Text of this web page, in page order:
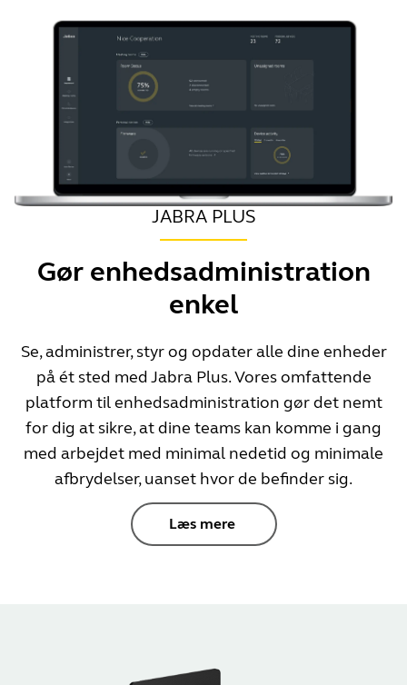
JABRA PLUS
Gør enhedsadministration
enkel
Se, administrer, styr og opdater alle dine enheder
på ét sted med Jabra Plus. Vores omfattende
platform til enhedsadministration gør det nemt
for dig at sikre, at dine teams kan komme i gang
med arbejdet med minimal nedetid og minimale
afbrydelser, uanset hvor de befinder sig.
Læs mere